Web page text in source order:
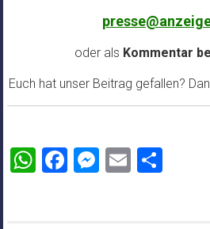
oder als Kommentar
Euch hat unser Beitrag gefallen?
WhatsApp
Facebook
Messenger
Email